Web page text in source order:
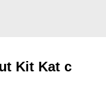
Kit Kat с